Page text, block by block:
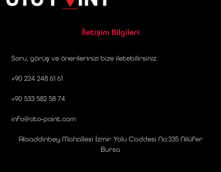
İletişim Bilgileri
Soru, görüş ve önerilerinizi bize iletebilirsiniz.
+90 224 248 61 61
+90 533 582 58 74
info@oto-point.com
Alaaddinbey Mahallesi İzmir Yolu Caddesi No:335 Nilüfer
Bursa